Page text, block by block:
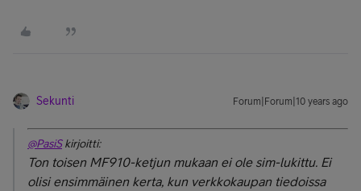
Sekunti Forum|Forum|10 years ago
@PasiSkirjoitti:
Ton toisen MF910-ketjun mukaan ei ole sim-lukittu. Ei
olisi ensimmäinen kerta, kun verkkokaupan tiedoissa